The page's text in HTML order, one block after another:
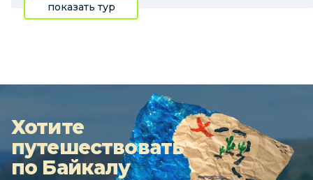
показать тур
Хотите
путешествовать
по Байкалу